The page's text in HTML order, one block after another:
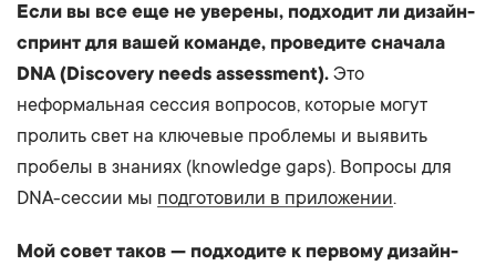
Если вы все еще не уверены, подходит ли дизайн-
спринт для вашей команде, проведите сначала
DNA (Discovery needs assessment). Это
неформальная сессия вопросов, которые могут
пролить свет на ключевые проблемы и выявить
пробелы в знаниях (knowledge gaps). Вопросы для
DNA-сессии мы подготовили в приложении.
Мой совет таков — подходите к первому дизайн-